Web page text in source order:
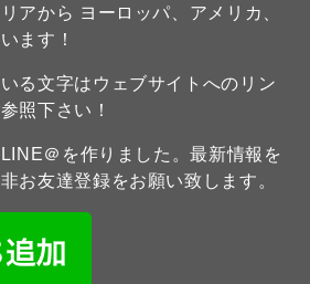
アから ヨーロッパ、アメリカ、
ます！
る文字はウェブサイトへのリン
照下さい！
＠を作りました。最新情報を
お友達登録をお願い致します。